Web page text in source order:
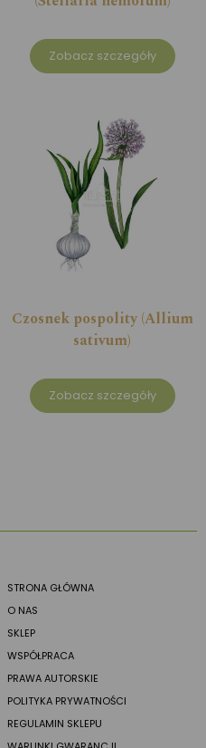
Zobacz szczegóły
Czosnek pospolity (Allium
sativum)
Zobacz szczegóły
STRONA GŁÓWNA
O NAS
SKLEP
WSPÓŁPRACA
PRAWA AUTORSKIE
POLITYKA PRYWATNOŚCI
REGULAMIN SKLEPU